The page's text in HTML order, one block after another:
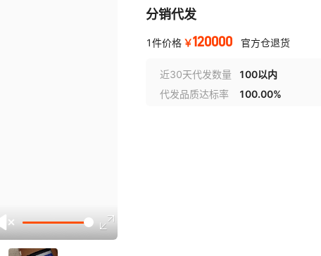
分销代发
1件价格 ￥120000 官方仓退货
近30天代发数量 100以内
代发品质达标率
100.00%